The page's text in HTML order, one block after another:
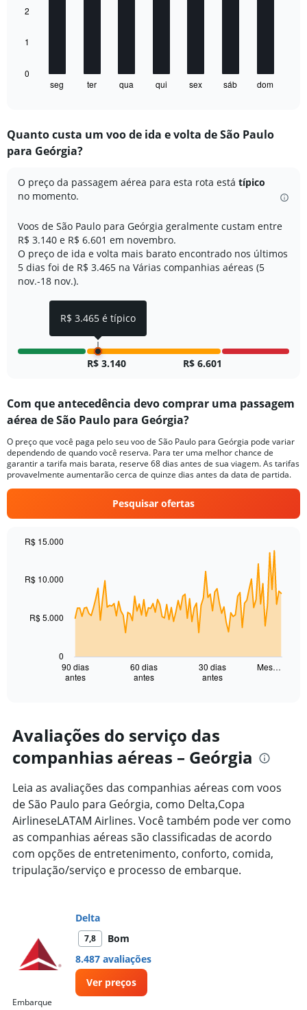
of
30.
bars.
chart
Range:
7
The
chart
has
Y
axis
displaying
values.
Range:
seg ter qua qui sex sáb dom
0
1
2
Quanto custa um voo de ida e volta de São Paulo
para Geórgia?
O preço da passagem aérea para esta rota está típico
no momento.
Voos de São Paulo para Geórgia geralmente custam entre
R$ 3.140 e R$ 6.601 em novembro.
O preço de ida e volta mais barato encontrado nos últimos
5 dias foi de R$ 3.465 na Várias companhias aéreas (5
nov.-18 nov.).
R$ 3.140 R$ 6.601
Com que antecedência devo comprar uma passagem
aérea de São Paulo para Geórgia?
O preço que você paga pelo seu voo de São Paulo para Geórgia pode variar
dependendo de quando você reserva. Para ter uma melhor chance de
garantir a tarifa mais barata, reserve 68 dias antes de sua viagem. As tarifas
provavelmente aumentarão cerca de quinze dias antes da data de partida.
Pesquisar ofertas
91
The
Range:
91
categories.
chart
has
1
Y
axis
displaying
values.
Range:
90 dias
antes
60 dias
antes
30 dias
antes
Mes…
0
R$ 5.000
R$ 10.000
R$ 15.000
Avaliações do serviço das
companhias aéreas – Geórgia
Leia as avaliações das companhias aéreas com voos
de São Paulo para Geórgia, como Delta,Copa
AirlineseLATAM Airlines. Você também pode ver como
as companhias aéreas são classificadas de acordo
com opções de entretenimento, conforto, comida,
tripulação/serviço e processo de embarque.
Delta
7,8
Bom
8.487 avaliações
Ver preços
Embarque
R$ 3.465 é típico